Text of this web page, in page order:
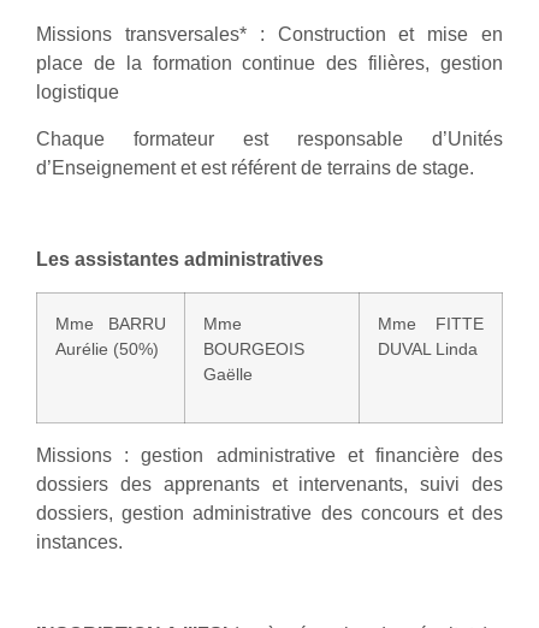
Missions transversales* : Construction et mise en
place de la formation continue des filières, gestion
logistique
Chaque formateur est responsable d’Unités
d’Enseignement et est référent de terrains de stage.
Les assistantes administratives
Mme BARRU
Aurélie (50%)
Mme
BOURGEOIS
Gaëlle
Mme FITTE
DUVAL Linda
Missions : gestion administrative et financière des
dossiers des apprenants et intervenants, suivi des
dossiers, gestion administrative des concours et des
instances.